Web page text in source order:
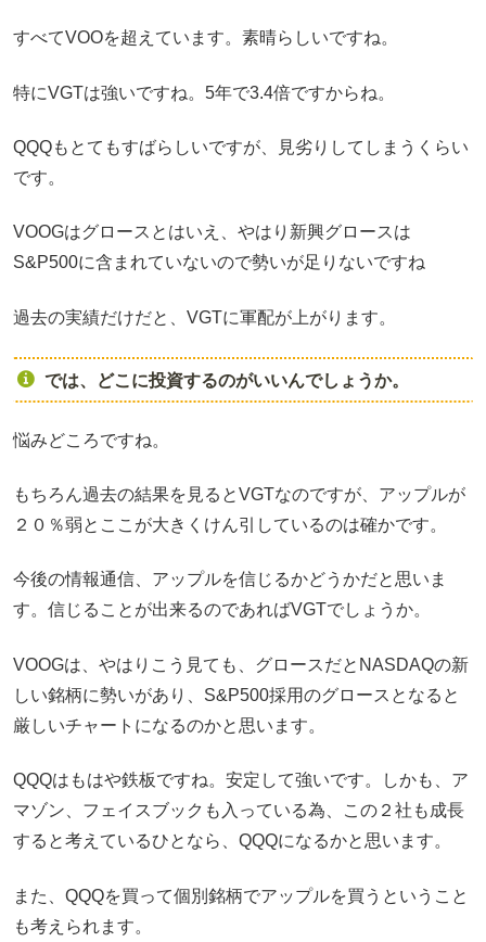
すべてVOOを超えています。素晴らしいですね。
特にVGTは強いですね。5年で3.4倍ですからね。
QQQもとてもすばらしいですが、見劣りしてしまうくらい
です。
VOOGはグロースとはいえ、やはり新興グロースは
S&P500に含まれていないので勢いが足りないですね
過去の実績だけだと、VGTに軍配が上がります。
では、どこに投資するのがいいんでしょうか。
悩みどころですね。
もちろん過去の結果を見るとVGTなのですが、アップルが
２０％弱とここが大きくけん引しているのは確かです。
今後の情報通信、アップルを信じるかどうかだと思いま
す。信じることが出来るのであればVGTでしょうか。
VOOGは、やはりこう見ても、グロースだとNASDAQの新
しい銘柄に勢いがあり、S&P500採用のグロースとなると
厳しいチャートになるのかと思います。
QQQはもはや鉄板ですね。安定して強いです。しかも、ア
マゾン、フェイスブックも入っている為、この２社も成長
すると考えているひとなら、QQQになるかと思います。
また、QQQを買って個別銘柄でアップルを買うということ
も考えられます。